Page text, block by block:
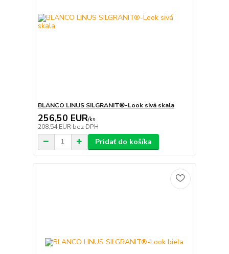
BLANCO LINUS SILGRANIT®-Look sivá skala
256,50 EUR/ks
208,54 EUR bez DPH
Pridať do košíka